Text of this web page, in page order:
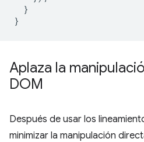
}
}
Aplaza la
DOM
Después de usar los
minimizar la manipulación